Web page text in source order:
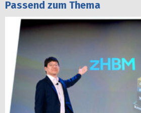
Passend zum Thema